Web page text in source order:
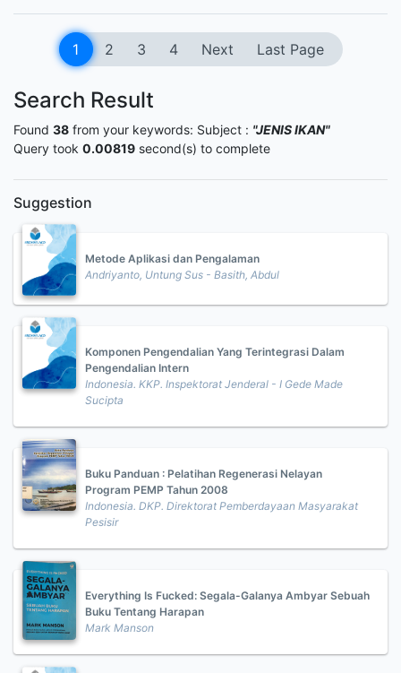
1 2 3 4 Next Last Page
Search Result
Found 38 from your keywords: Subject : "JENIS IKAN"
Query took 0.00819 second(s) to complete
Suggestion
Metode Aplikasi dan Pengalaman
Andriyanto, Untung Sus - Basith, Abdul
Komponen Pengendalian Yang Terintegrasi Dalam
Pengendalian Intern
Indonesia. KKP. Inspektorat Jenderal - I Gede Made
Sucipta
Buku Panduan : Pelatihan Regenerasi Nelayan
Program PEMP Tahun 2008
Indonesia. DKP. Direktorat Pemberdayaan Masyarakat
Pesisir
Everything Is Fucked: Segala-Galanya Ambyar Sebuah
Buku Tentang Harapan
Mark Manson